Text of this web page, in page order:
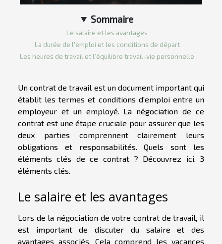
Sommaire
Le salaire et les avantages
La durée de l'emploi et les conditions de départ
Les heures de travail et l’équilibre travail-vie personnelle
Un contrat de travail est un document important qui
établit les termes et conditions d'emploi entre un
employeur et un employé. La négociation de ce
contrat est une étape cruciale pour assurer que les
deux parties comprennent clairement leurs
obligations et responsabilités. Quels sont les
éléments clés de ce contrat ? Découvrez ici, 3
éléments clés.
Le salaire et les avantages
Lors de la négociation de votre contrat de travail, il
est important de discuter du salaire et des
avantages associés. Cela comprend les vacances